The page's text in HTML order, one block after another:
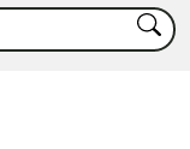
Buscar